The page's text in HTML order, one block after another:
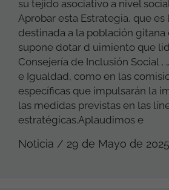
su tejido asociativo a nivel
Aprobar esta Estrategia, que es
destinada a la población gitana
supone dotar d uimiento que
Consejería de Inclusión Social ,
e Igualdad, como en las
específicas que impulsarán la
las medidas previstas en las
estratégicas.Aplaudimos e
Noticia / 29 de Mayo de 2025